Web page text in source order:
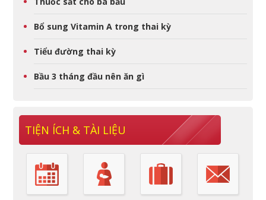
Bổ sung Vitamin A trong thai kỳ
Tiểu đường thai kỳ
Bầu 3 tháng đầu nên ăn gì
TIỆN ÍCH & TÀI LIỆU